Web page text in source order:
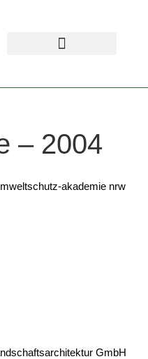
– 2004
akademie nrw
GmbH